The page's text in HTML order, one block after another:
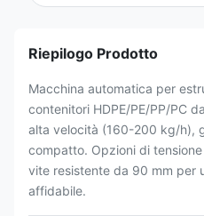
Riepilogo Prodotto
Macchina automatica per
contenitori HDPE/PE/PP/PC
alta velocità (160-200 kg/h),
compatto. Opzioni di
vite resistente da 90 mm per
affidabile.